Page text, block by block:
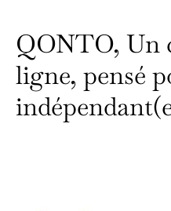
QONTO, Un
ligne, pensé